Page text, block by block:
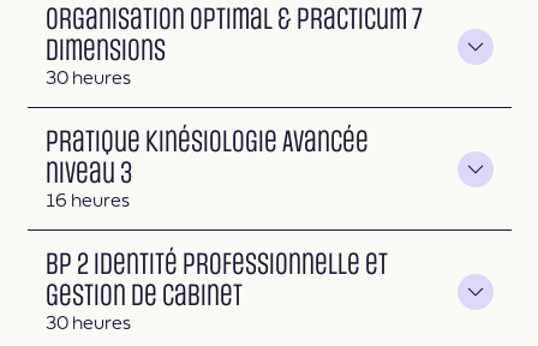
Organisation Optimal & Practicum 7
Dimensions
Durée
30 heures
Pratique Kinésiologie Avancée
niveau 3
Durée
16 heures
BP 2 Identité professionnelle et
Gestion de cabinet
Durée
30 heures